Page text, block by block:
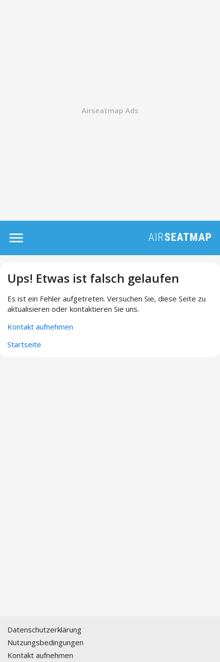
Ups! Etwas ist falsch gelaufen
Es ist ein Fehler aufgetreten. Versuchen Sie, diese Seite zu
aktualisieren oder kontaktieren Sie uns.
Kontakt aufnehmen
Startseite
Datenschutzerklärung
Nutzungsbedingungen
Kontakt aufnehmen